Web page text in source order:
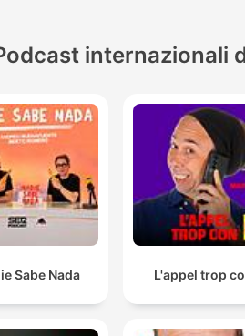
internazionali
Sabe Nada L'appel trop